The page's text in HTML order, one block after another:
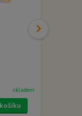
skladem